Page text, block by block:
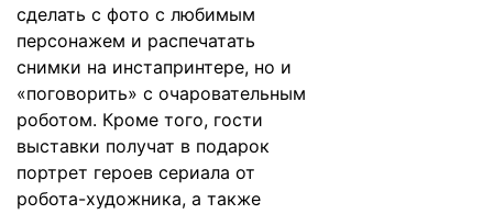
сделать с фото с любимым
персонажем и распечатать
снимки на инстапринтере, но и
«поговорить» с очаровательным
роботом. Кроме того, гости
выставки получат в подарок
портрет героев сериала от
робота-художника, а также